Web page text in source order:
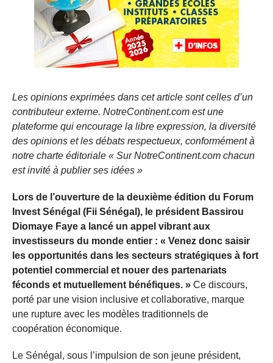
Les opinions exprimées dans cet article sont celles d’un
contributeur externe. NotreContinent.com est une
plateforme qui encourage la libre expression, la diversité
des opinions et les débats respectueux, conformément à
notre charte éditoriale « Sur NotreContinent.com chacun
est invité à publier ses idées »
Lors de l’ouverture de la deuxième édition du Forum
Invest Sénégal (Fii Sénégal), le président Bassirou
Diomaye Faye a lancé un appel vibrant aux
investisseurs du monde entier : « Venez donc saisir
les opportunités dans les secteurs stratégiques à fort
potentiel commercial et nouer des partenariats
féconds et mutuellement bénéfiques. » Ce discours,
porté par une vision inclusive et collaborative, marque
une rupture avec les modèles traditionnels de
coopération économique.
Le Sénégal, sous l’impulsion de son jeune président,